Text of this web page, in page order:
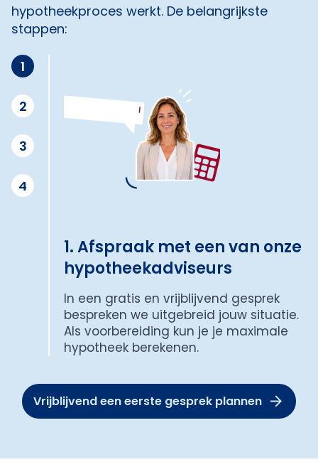
hypotheekproces werkt. De belangrijkste
stappen:
1
2
3
4
1. Afspraak met een van onze
hypotheekadviseurs
In een gratis en vrijblijvend gesprek
bespreken we uitgebreid jouw situatie.
Als voorbereiding kun je je maximale
hypotheek berekenen.
Vrijblijvend een eerste gesprek plannen